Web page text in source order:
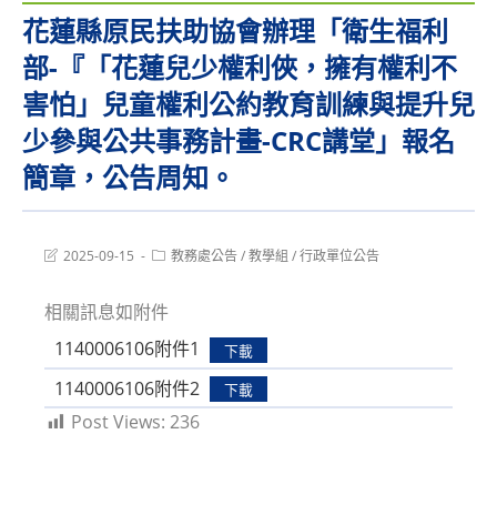
花蓮縣原民扶助協會辦理「衛生福利
部-『「花蓮兒少權利俠，擁有權利不
害怕」兒童權利公約教育訓練與提升兒
少參與公共事務計畫-CRC講堂」報名
簡章，公告周知。
Post2025-09-15
Post教務處公告/教學組 /行政單位公告
相關訊息如附件
1140006106附件1
下載
1140006106附件2 下載
Post Views: 236